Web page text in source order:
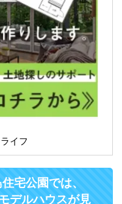
イフ
宅公園では、
デルハウスが見